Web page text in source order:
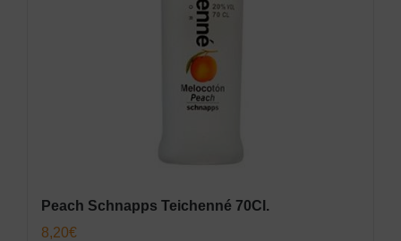
Peach Schnapps Teichenné 70Cl.
8,20€